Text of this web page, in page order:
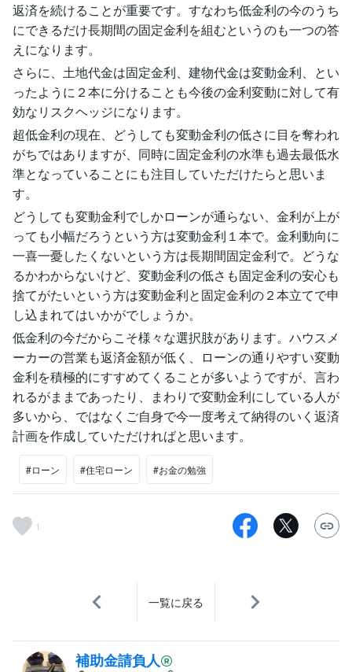
返済を続けることが重要です。すなわち低金利の今のうち
にできるだけ長期間の固定金利を組むというのも一つの答
えになります。
さらに、土地代金は固定金利、建物代金は変動金利、とい
ったように２本に分けることも今後の金利変動に対して有
効なリスクヘッジになります。
超低金利の現在、どうしても変動金利の低さに目を奪われ
がちではありますが、同時に固定金利の水準も過去最低水
準となっていることにも注目していただけたらと思いま
す。
どうしても変動金利でしかローンが通らない、金利が上が
っても小幅だろうという方は変動金利１本で。金利動向に
一喜一憂したくないという方は長期間固定金利で。どうな
るかわからないけど、変動金利の低さも固定金利の安心も
捨てがたいという方は変動金利と固定金利の２本立てで申
し込まれてはいかがでしょうか。
低金利の今だからこそ様々な選択肢があります。ハウスメ
ーカーの営業も返済金額が低く、ローンの通りやすい変動
金利を積極的にすすめてくることが多いようですが、言わ
れるがままであったり、まわりで変動金利にしている人が
多いから、ではなくご自身で今一度考えて納得のいく返済
計画を作成していただければと思います。
#ローン #住宅ローン #お金の勉強
1
一覧に戻る
補助金請負人